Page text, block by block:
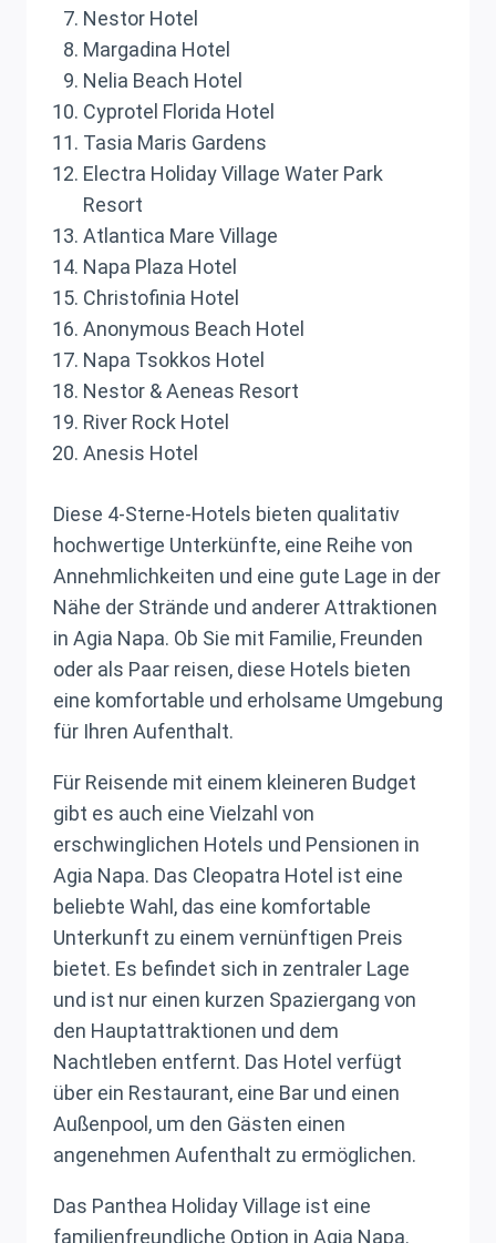
Nestor Hotel
Margadina Hotel
Nelia Beach Hotel
Cyprotel Florida Hotel
Tasia Maris Gardens
Electra Holiday Village Water Park
Resort
Atlantica Mare Village
Napa Plaza Hotel
Christofinia Hotel
Anonymous Beach Hotel
Napa Tsokkos Hotel
Nestor & Aeneas Resort
River Rock Hotel
Anesis Hotel
Diese 4-Sterne-Hotels bieten qualitativ
hochwertige Unterkünfte, eine Reihe von
Annehmlichkeiten und eine gute Lage in der
Nähe der Strände und anderer Attraktionen
in Agia Napa. Ob Sie mit Familie, Freunden
oder als Paar reisen, diese Hotels bieten
eine komfortable und erholsame Umgebung
für Ihren Aufenthalt.
Für Reisende mit einem kleineren Budget
gibt es auch eine Vielzahl von
erschwinglichen Hotels und Pensionen in
Agia Napa. Das Cleopatra Hotel ist eine
beliebte Wahl, das eine komfortable
Unterkunft zu einem vernünftigen Preis
bietet. Es befindet sich in zentraler Lage
und ist nur einen kurzen Spaziergang von
den Hauptattraktionen und dem
Nachtleben entfernt. Das Hotel verfügt
über ein Restaurant, eine Bar und einen
Außenpool, um den Gästen einen
angenehmen Aufenthalt zu ermöglichen.
Das Panthea Holiday Village ist eine
familienfreundliche Option in Agia Napa.